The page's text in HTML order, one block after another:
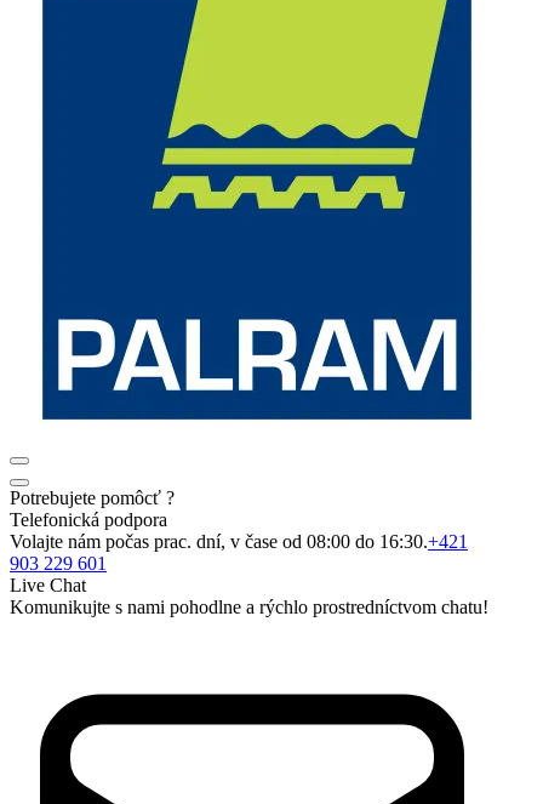
Potrebujete pomôcť ?
Telefonická podpora
Volajte nám počas prac. dní, v čase od 08:00 do 16:30.+421
903 229 601
Live Chat
Komunikujte s nami pohodlne a rýchlo prostredníctvom chatu!